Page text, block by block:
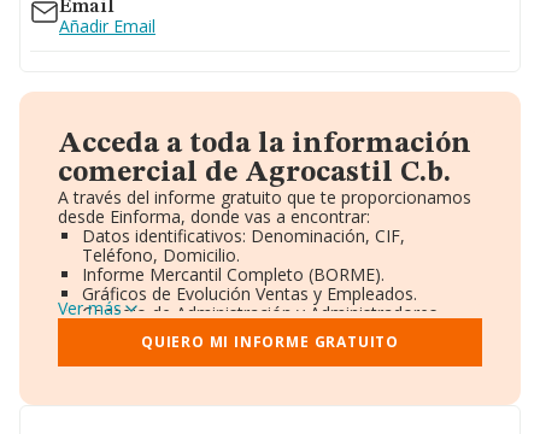
Email
Añadir Email
Acceda a toda la información
comercial de Agrocastil C.b.
A través del informe gratuito que te proporcionamos
desde Einforma, donde vas a encontrar:
Datos identificativos: Denominación, CIF,
Teléfono, Domicilio.
Informe Mercantil Completo (BORME).
Gráficos de Evolución Ventas y Empleados.
Consejo de Administración y Administradores.
Directivos y Ejecutivos.
Accionistas.
Participaciones y Vinculaciones en otras empresas.
Información oficial y registral complementaria.
Ver más
QUIERO MI INFORME GRATUITO